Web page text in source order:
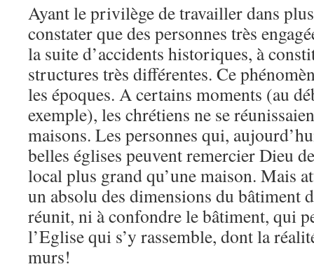
Ayant le privilège de travailler dans
constater que des personnes très
la suite d’accidents historiques, à
structures très différentes. Ce
les époques. A certains moments (au
exemple), les chrétiens ne se
maisons. Les personnes qui,
belles églises peuvent remercier Dieu
local plus grand qu’une maison. Mais
un absolu des dimensions du bâtiment
réunit, ni à confondre le bâtiment, qui
l’Eglise qui s’y rassemble, dont la
murs!